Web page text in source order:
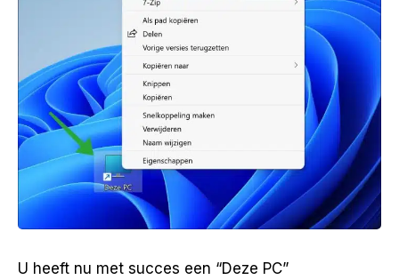
U heeft nu met succes een “Deze PC”